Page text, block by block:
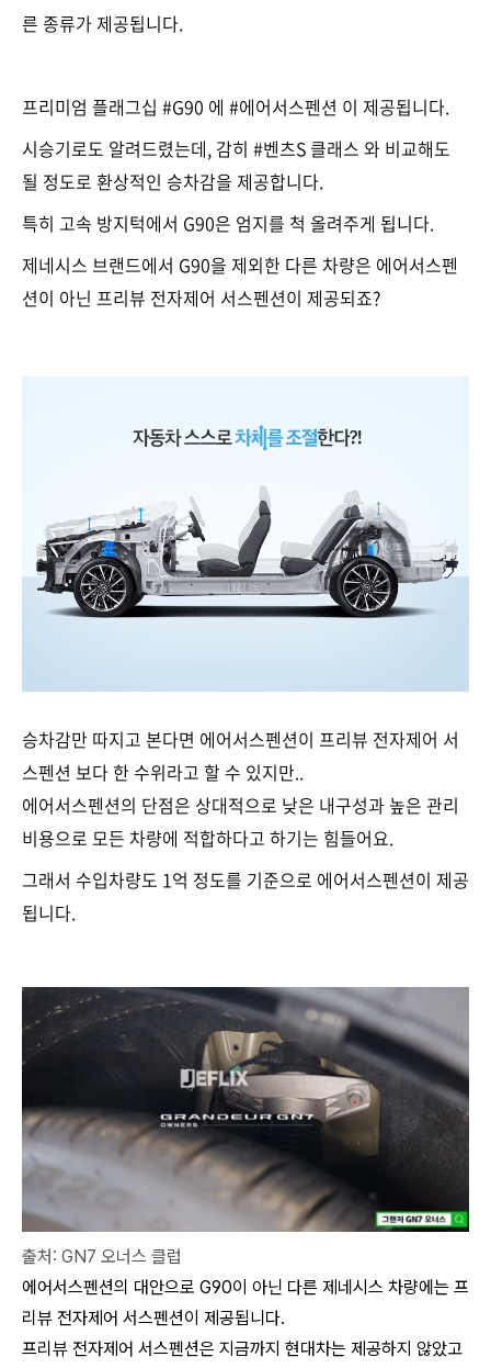
른 종류가 제공됩니다.
프리미엄 플래그십 #G90 에 #에어서스펜션 이 제공됩니다.
시승기로도 알려드렸는데, 감히 #벤츠S 클래스 와 비교해도
될 정도로 환상적인 승차감을 제공합니다.
특히 고속 방지턱에서 G90은 엄지를 척 올려주게 됩니다.
제네시스 브랜드에서 G90을 제외한 다른 차량은 에어서스펜
션이 아닌 프리뷰 전자제어 서스펜션이 제공되죠?
승차감만 따지고 본다면 에어서스펜션이 프리뷰 전자제어 서
스펜션 보다 한 수위라고 할 수 있지만..
에어서스펜션의 단점은 상대적으로 낮은 내구성과 높은 관리
비용으로 모든 차량에 적합하다고 하기는 힘들어요.
그래서 수입차량도 1억 정도를 기준으로 에어서스펜션이 제공
됩니다.
출처: GN7 오너스 클럽
에어서스펜션의 대안으로 G90이 아닌 다른 제네시스 차량에는 프
리뷰 전자제어 서스펜션이 제공됩니다.
프리뷰 전자제어 서스펜션은 지금까지 현대차는 제공하지 않았고